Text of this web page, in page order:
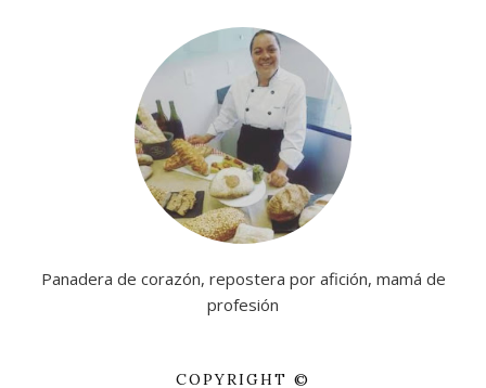
Panadera de corazón, repostera por afición, mamá de
profesión
COPYRIGHT ©